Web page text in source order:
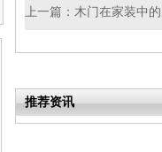
上一篇： 木门在家装中
推荐资讯